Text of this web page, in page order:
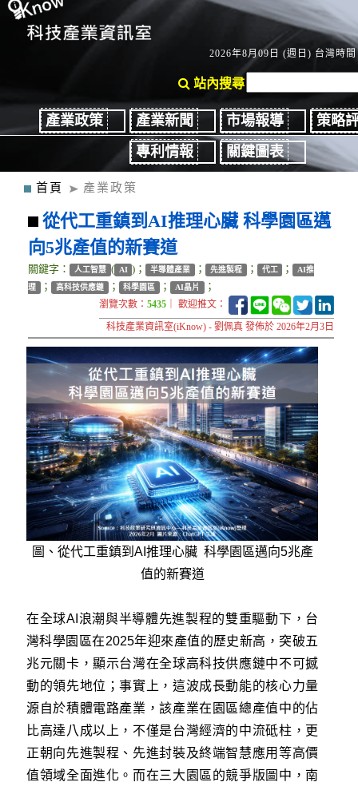
2026年8月09日 (週日) 台灣時間
站內搜尋
產業政策 產業新聞 市場報導
策略
專利情報
關鍵圖表
首頁 產業政策
從代工重鎮到AI推理心臟 科學園區邁
向5兆產值的新賽道
關鍵字： 人工智慧 ( AI )； 半導體產業 ； 先進製程 ； 代工 ； AI推
理
； 高科技供應鏈 ； 科學園區 ； AI晶片 ；
瀏覽次數：5435 ｜ 歡迎推文：
科技產業資訊室(iKnow) - 劉佩真 發佈於 2026年2月3日
圖、從代工重鎮到AI推理心臟 科學園區邁向5兆產
值的新賽道
在全球AI浪潮與半導體先進製程的雙重驅動下，台
灣科學園區在2025年迎來產值的歷史新高，突破五
兆元關卡，顯示台灣在全球高科技供應鏈中不可撼
動的領先地位；事實上，這波成長動能的核心力量
源自於積體電路產業，該產業在園區總產值中的佔
比高達八成以上，不僅是台灣經濟的中流砥柱，更
正朝向先進製程、先進封裝及終端智慧應用等高價
值領域全面進化。而在三大園區的競爭版圖中，南